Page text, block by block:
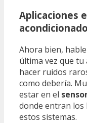
Aplicaciones
acondicionado
Ahora bien,
última vez que tu
hacer ruidos
como debería.
estar en el
donde entran los
estos sistemas.